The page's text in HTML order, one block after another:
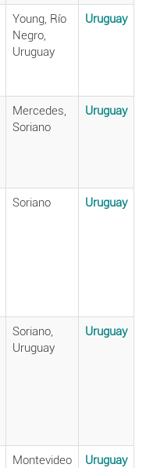
Young, Río
Negro,
Uruguay
Uruguay
Mercedes,
Soriano
Uruguay
Soriano Uruguay
Soriano,
Uruguay
Uruguay
Montevideo Uruguay